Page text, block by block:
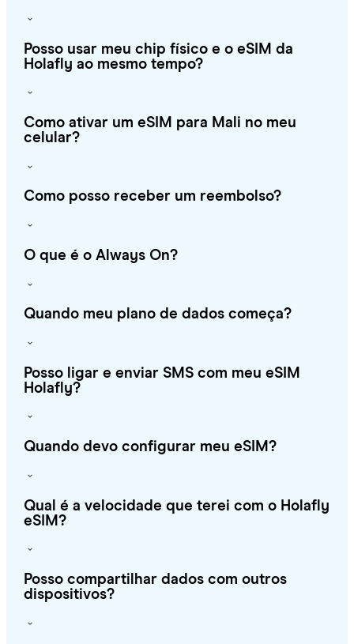
Posso usar meu chip físico e o eSIM da
Holafly ao mesmo tempo?
Como ativar um eSIM para Mali no meu
celular?
Como posso receber um reembolso?
O que é o Always On?
Quando meu plano de dados começa?
Posso ligar e enviar SMS com meu eSIM
Holafly?
Quando devo configurar meu eSIM?
Qual é a velocidade que terei com o Holafly
eSIM?
Posso compartilhar dados com outros
dispositivos?